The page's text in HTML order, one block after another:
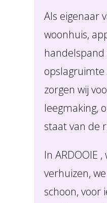
Als eigenaar
woonhuis,
handelspand
opslagruimte
zorgen wij
leegmaking,
staat van de
In ARDOOIE
verhuizen,
schoon, voor